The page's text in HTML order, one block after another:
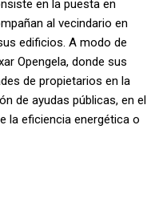
en la puesta en
al vecindario en
edificios. A modo de
Opengela, donde sus
de propietarios en la
de ayudas públicas, en el
la eficiencia energética o